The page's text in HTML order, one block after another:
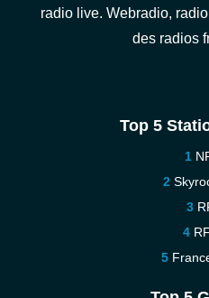
radio live. Webradio,
des radios
Top 5